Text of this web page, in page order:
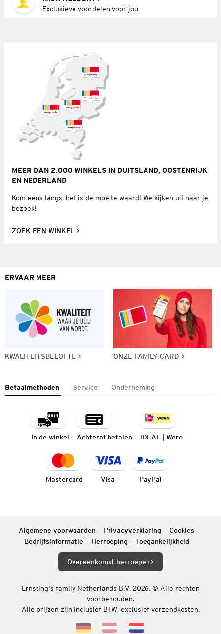
Exclusieve voordelen voor jou
MEER DAN 2.000 WINKELS IN DUITSLAND, OOSTENRIJK
EN NEDERLAND
Kom eens langs, het is de moeite waard! We kijken uit naar je
bezoek!
ZOEK EEN WINKEL
ERVAAR MEER
KWALITEITSBELOFTE ONZE FAMILY CARD
Betaalmethoden Service Onderneming
In de winkel Achteraf betalen iDEAL | Wero
Mastercard Visa PayPal
Algemene voorwaarden Privacyverklaring
Cookies
Bedrijfsinformatie
Herroeping Toegankelijkheid
Overeenkomst herroepen
Ernsting's family Netherlands B.V. 2026. © Alle rechten
voorbehouden.
Alle prijzen zijn inclusief BTW, exclusief verzendkosten.